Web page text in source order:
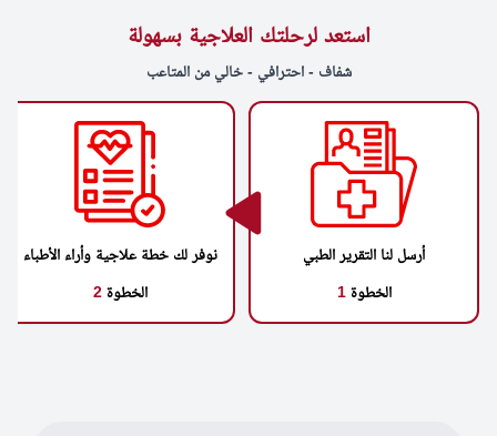
استعد لرحلتك العلاجية بسهولة
شفاف - احترافي - خالي من المتاعب
أرسل لنا التقرير الطبي
الخطوة1
نوفر لك خطة علاجية وأراء الأطباء
الخطوة2